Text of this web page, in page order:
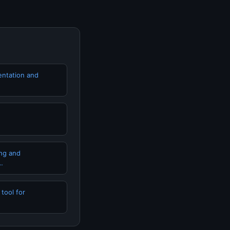
and
and
tool for